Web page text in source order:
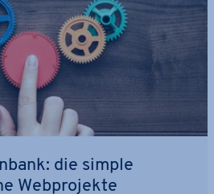
die simple
Web­pro­jek­te